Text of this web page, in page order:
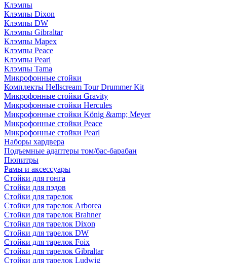
Клэмпы
Клэмпы Dixon
Клэмпы DW
Клэмпы Gibraltar
Клэмпы Mapex
Клэмпы Peace
Клэмпы Pearl
Клэмпы Tama
Микрофонные стойки
Комплекты Hellscream Tour Drummer Kit
Микрофонные стойки Gravity
Микрофонные стойки Hercules
Микрофонные стойки König &amp; Meyer
Микрофонные стойки Peace
Микрофонные стойки Pearl
Наборы хардвера
Подъемные адаптеры том/бас-барабан
Пюпитры
Рамы и аксессуары
Стойки для гонга
Стойки для пэдов
Стойки для тарелок
Стойки для тарелок Arborea
Стойки для тарелок Brahner
Стойки для тарелок Dixon
Стойки для тарелок DW
Стойки для тарелок Foix
Стойки для тарелок Gibraltar
Стойки для тарелок Ludwig